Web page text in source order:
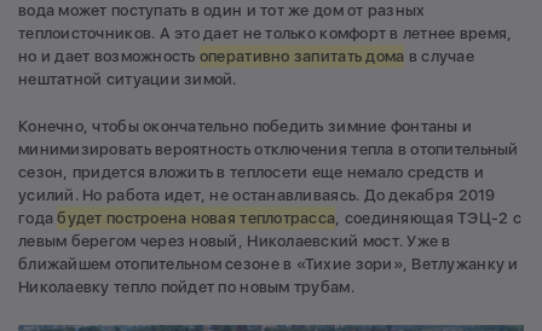
вода может поступать в один и тот же дом от разных
теплоисточников. А это дает не только комфорт в летнее время,
но и дает возможность оперативно запитать дома в случае
нештатной ситуации зимой.
Конечно, чтобы окончательно победить зимние фонтаны и
минимизировать вероятность отключения тепла в отопительный
сезон, придется вложить в теплосети еще немало средств и
усилий. Но работа идет, не останавливаясь. До декабря 2019
годабудет построена новая теплотрасса , соединяющая ТЭЦ-2 с
левым берегом через новый, Николаевский мост. Уже в
ближайшем отопительном сезоне в «Тихие зори», Ветлужанку и
Николаевку тепло пойдет по новым трубам.